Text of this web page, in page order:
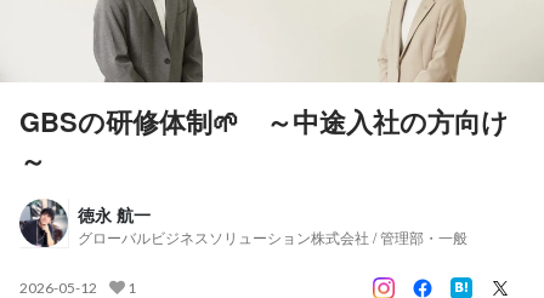
GBSの研修体制🌱 ～中途入社の方向け
～
徳永 航一
グローバルビジネスソリューション株式会社 / 管理部・一般
2026-05-12 1